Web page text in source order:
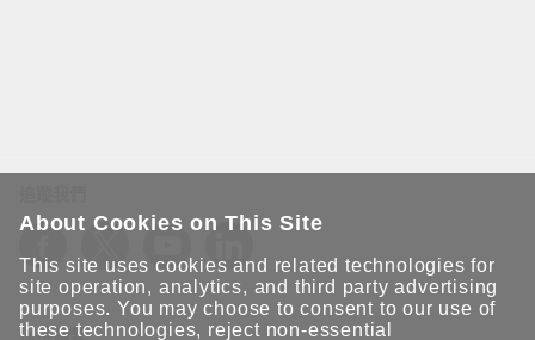
保持聯繫
About Cookies on This Site
This site uses cookies and related technologies for
site operation, analytics, and third party advertising
purposes. You may choose to consent to our use of
these technologies, reject non-essential